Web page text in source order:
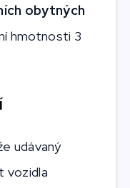
obytných
hmotnosti 3
udávaný
vozidla